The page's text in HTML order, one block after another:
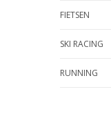
FIETSEN
SKI RACING
RUNNING